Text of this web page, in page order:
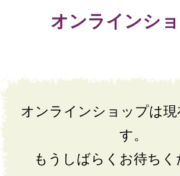
オンラインシ
オンラインショップは現
す。
もうしばらくお待ちく